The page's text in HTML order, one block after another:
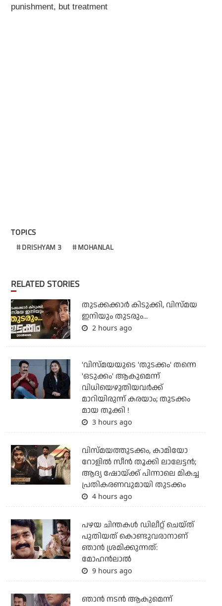
punishment, but treatment
TOPICS
DRISHYAM 3 MOHANLAL
RELATED STORIES
തുടക്കക്കാര്‍ കിടുക്കി, വിസ്മയ
ഇനിയും തുടരും...
2 hours ago
'വിസ്മയയുടെ 'തുടക്കം' തന്നെ
'ഒടുക്കം' ആകുമെന്ന്
വിധിയെഴുതിയവര്‍ക്ക്
മാറിയിരുന്ന് കരയാം; തുടക്കം
മായ തൂക്കി !
3 hours ago
വിസ്മയത്തുടക്കം, കാമിയോ
റോളില്‍ സീന്‍ തൂക്കി ലാലേട്ടന്‍;
ആദ്യ ഷോയ്ക്ക് പിന്നാലെ മികച്ച
പ്രതികരണവുമായി തുടക്കം
4 hours ago
പഴയ ചിന്തകള്‍ ഡിലീറ്റ് ചെയ്ത്
പുതിയത് കൊണ്ടുവരാനാണ്
ഞാന്‍ ശ്രമിക്കുന്നത്:
മോഹന്‍ലാല്‍
9 hours ago
ഞാൻ നടൻ ആകുമെന്ന്